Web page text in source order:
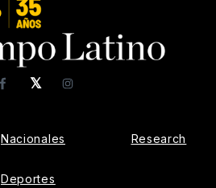
𝕏
FacebookInstagram
Nacionales
Deportes
Research